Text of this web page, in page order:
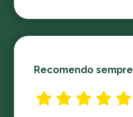
Recomendo sempre